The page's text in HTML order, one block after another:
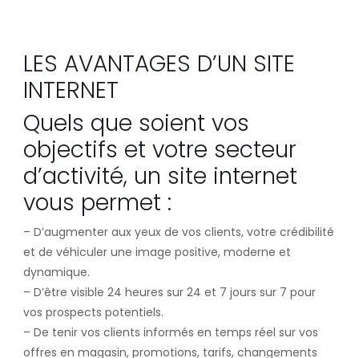
LES AVANTAGES D’UN SITE
INTERNET
Quels que soient vos
objectifs et votre secteur
d’activité, un site internet
vous permet :
– D’augmenter aux yeux de vos clients, votre crédibilité
et de véhiculer une image positive, moderne et
dynamique.
– D’être visible 24 heures sur 24 et 7 jours sur 7 pour
vos prospects potentiels.
– De tenir vos clients informés en temps réel sur vos
offres en magasin, promotions, tarifs, changements